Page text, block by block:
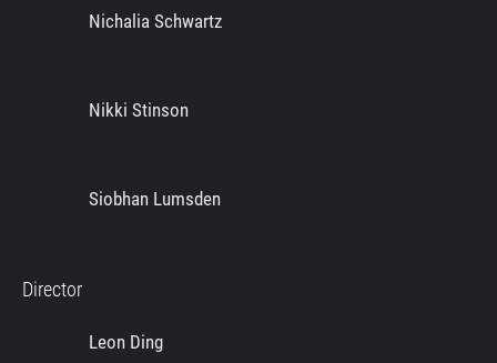
Nichalia Schwartz
Nikki Stinson
Siobhan Lumsden
Director
Leon Ding